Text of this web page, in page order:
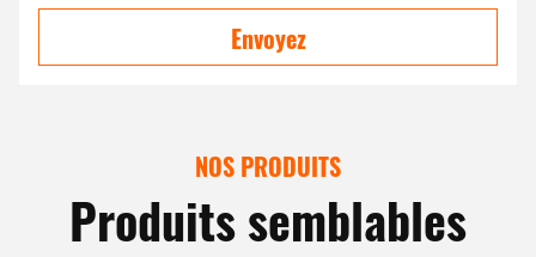
Envoyez
NOS PRODUITS
Produits semblables